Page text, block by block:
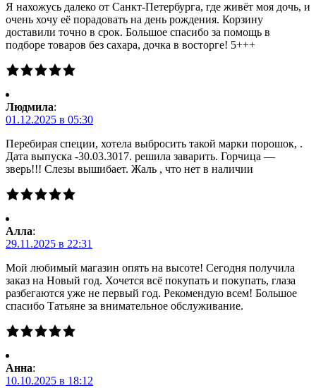
Я нахожусь далеко от Санкт-Петербурга, где живёт моя дочь, и
очень хочу её порадовать на день рождения. Корзину
доставили точно в срок. Большое спасибо за помощь в
подборе товаров без сахара, дочка в восторге! 5+++
Людмила:
01.12.2025 в 05:30
Перебирая специи, хотела выбросить такой марки порошок, .
Дата выпуска -30.03.3017. решила заварить. Горчица —
зверь!!! Слезы вышибает. Жаль , что нет в наличии
Алла:
29.11.2025 в 22:31
Мой любимый магазин опять на высоте! Сегодня получила
заказ на Новый год. Хочется всё покупать и покупать, глаза
разбегаются уже не первый год. Рекомендую всем! Большое
спасибо Татьяне за внимательное обслуживание.
Анна:
10.10.2025 в 18:12